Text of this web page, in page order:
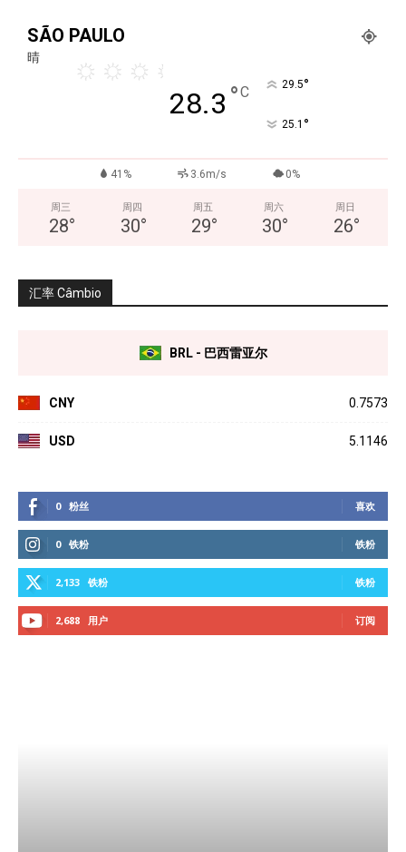
SÃO PAULO
晴
28.3 °C 29.5°
25.1 °
41% 3.6m/s 0%
周三
28°
周四
30°
周五
29°
周六
30°
周日
26°
汇率 Câmbio
BRL - 巴西雷亚尔
CNY 0.7573
USD 5.1146
0 粉丝 喜欢
0 铁粉 铁粉
2,133 铁粉 铁粉
2,688 用户 订阅